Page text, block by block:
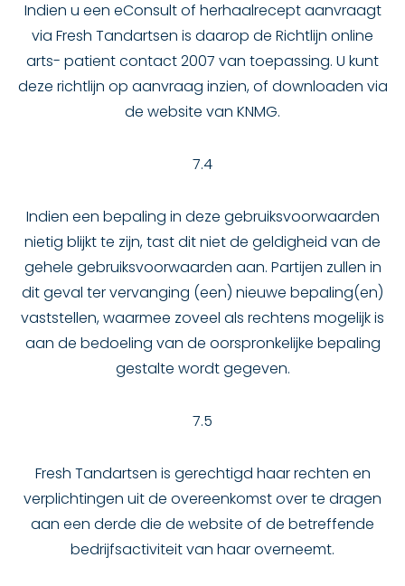
Indien u een eConsult of herhaalrecept aanvraagt
via Fresh Tandartsen is daarop de Richtlijn online
arts- patient contact 2007 van toepassing. U kunt
deze richtlijn op aanvraag inzien, of downloaden via
de website van KNMG.
7.4
Indien een bepaling in deze gebruiksvoorwaarden
nietig blijkt te zijn, tast dit niet de geldigheid van de
gehele gebruiksvoorwaarden aan. Partijen zullen in
dit geval ter vervanging (een) nieuwe bepaling(en)
vaststellen, waarmee zoveel als rechtens mogelijk is
aan de bedoeling van de oorspronkelijke bepaling
gestalte wordt gegeven.
7.5
Fresh Tandartsen is gerechtigd haar rechten en
verplichtingen uit de overeenkomst over te dragen
aan een derde die de website of de betreffende
bedrijfsactiviteit van haar overneemt.